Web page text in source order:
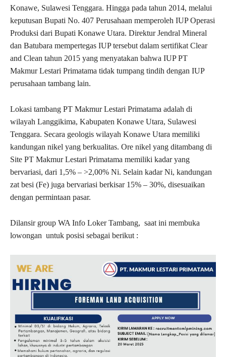
Konawe, Sulawesi Tenggara. Hingga pada tahun 2014, melalui
keputusan Bupati No. 407 Perusahaan memperoleh IUP Operasi
Produksi dari Bupati Konawe Utara. Direktur Jendral Mineral
dan Batubara mempertegas IUP tersebut dalam sertifikat Clear
and Clean tahun 2015 yang menyatakan bahwa IUP PT
Makmur Lestari Primatama tidak tumpang tindih dengan IUP
perusahaan tambang lain.
Lokasi tambang PT Makmur Lestari Primatama adalah di
wilayah Langgikima, Kabupaten Konawe Utara, Sulawesi
Tenggara. Secara geologis wilayah Konawe Utara memiliki
kandungan nikel yang berkualitas. Ore nikel yang ditambang di
Site PT Makmur Lestari Primatama memiliki kadar yang
bervariasi, dari 1,5% – >2,00% Ni. Selain kadar Ni, kandungan
zat besi (Fe) juga bervariasi berkisar 15% – 30%, disesuaikan
dengan permintaan pasar.
Dilansir group WA Info Loker Tambang, saat ini membuka
lowongan untuk posisi sebagai berikut :